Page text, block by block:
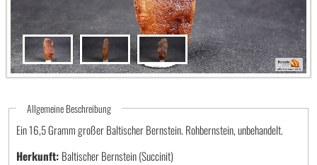
Allgemeine Beschreibung
Ein 16,5 Gramm großer Baltischer Bernstein. Rohbernstein, unbehandelt.
Herkunft: Baltischer Bernstein (Succinit)